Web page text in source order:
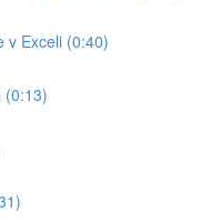
v Exceli (0:40)
(0:13)